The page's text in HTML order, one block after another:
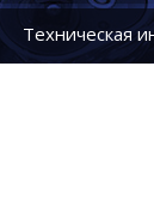
Техническая